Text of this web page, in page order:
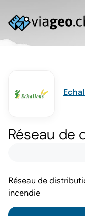
Réseau de
Réseau de
incendie